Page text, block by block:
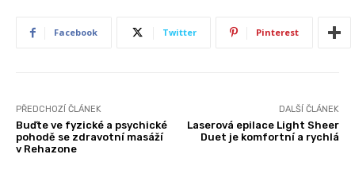
Facebook Twitter Pinterest
PŘEDCHOZÍ ČLÁNEK
Buďte ve fyzické a psychické
pohodě se zdravotní masáží
v Rehazone
DALŠÍ ČLÁNEK
Laserová epilace Light Sheer
Duet je komfortní a rychlá